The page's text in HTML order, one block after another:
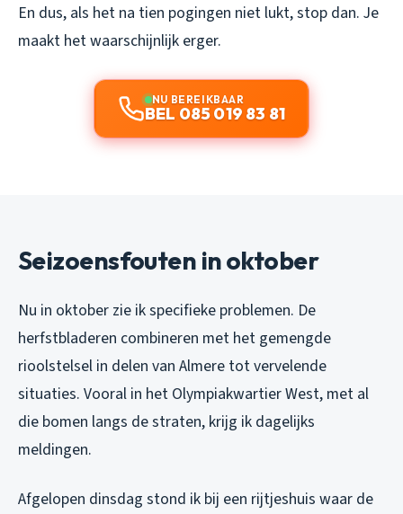
En dus, als het na tien pogingen niet lukt, stop dan. Je
maakt het waarschijnlijk erger.
NU BEREIKBAAR
BEL 085 019 83 81
Seizoensfouten in oktober
Nu in oktober zie ik specifieke problemen. De
herfstbladeren combineren met het gemengde
rioolstelsel in delen van Almere tot vervelende
situaties. Vooral in het Olympiakwartier West, met al
die bomen langs de straten, krijg ik dagelijks
meldingen.
Afgelopen dinsdag stond ik bij een rijtjeshuis waar de